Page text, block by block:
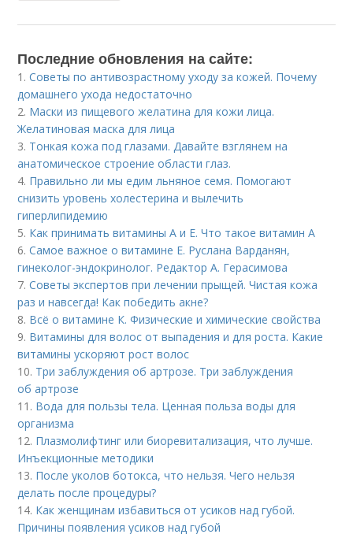
Последние обновления на сайте:
1.Советы по антивозрастному уходу за кожей. Почему
домашнего ухода недостаточно
2. Маски из пищевого желатина для кожи лица.
Желатиновая маска для лица
3. Тонкая кожа под глазами. Давайте взглянем на
анатомическое строение области глаз.
4. Правильно ли мы едим льняное семя. Помогают
снизить уровень холестерина и вылечить
гиперлипидемию
5. Как принимать витамины А и Е. Что такое витамин А
6.Самое важное о витамине Е. Руслана Варданян,
гинеколог-эндокринолог. Редактор А. Герасимова
7.Советы экспертов при лечении прыщей. Чистая кожа
раз и навсегда! Как победить акне?
8. Всё о витамине К. Физические и химические свойства
9. Витамины для волос от выпадения и для роста. Какие
витамины ускоряют рост волос
10. Три заблуждения об артрозе. Три заблуждения
об артрозе
11. Вода для пользы тела. Ценная польза воды для
организма
12. Плазмолифтинг или биоревитализация, что лучше.
Инъекционные методики
13. После уколов ботокса, что нельзя. Чего нельзя
делать после процедуры?
14. Как женщинам избавиться от усиков над губой.
Причины появления усиков над губой